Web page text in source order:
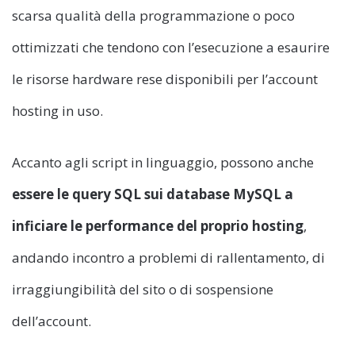
scarsa qualità della programmazione o poco
ottimizzati che tendono con l’esecuzione a esaurire
le risorse hardware rese disponibili per l’account
hosting in uso.
Accanto agli script in linguaggio, possono anche
essere le query SQL sui database MySQL a
inficiare le performance del proprio hosting,
andando incontro a problemi di rallentamento, di
irraggiungibilità del sito o di sospensione
dell’account.